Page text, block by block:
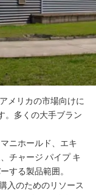
メリカの市場向けに
多くの大手ブラン
ニホールド、エキ
チャージ パイプ キ
する製品範囲。
入のためのリソース